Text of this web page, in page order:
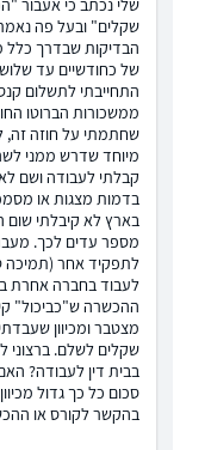
שקלים" ובעל פה
הבדיקות שבדרך כלל
של כחודשיים עד
ממשכורות הברוטו
שחתמתי על חוזה זה,
קבלתי לעבודה ושם
בדמות מצגות או
בארץ לא קיבלתי שום
מספר עדים לכך.
לתפקיד אחר (תמיכה
לעבוד בחברה אחרת
ההכשרה ש"כביכול"
שקלים לשלם. ברצוני
בבית דין לעבודה?
סכום כל כך גדול
בהקשר לקורס או